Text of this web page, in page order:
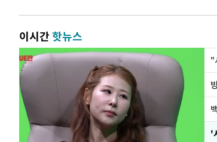
이시간핫뉴스
"
'